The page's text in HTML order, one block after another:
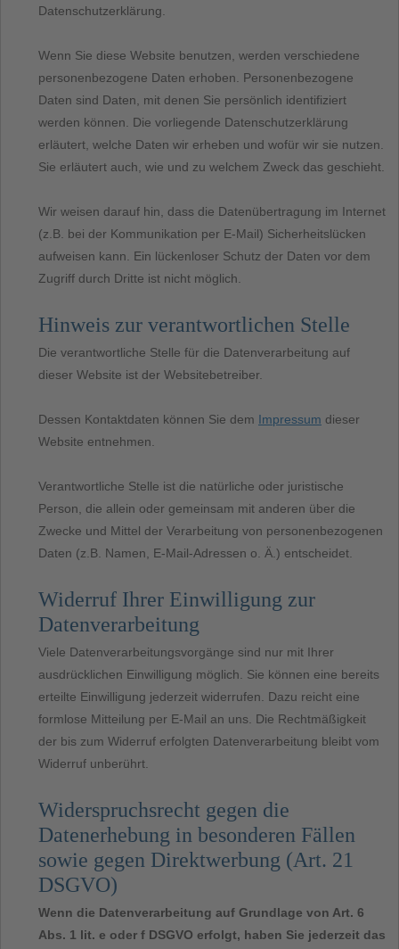
Datenschutzerklärung.
Wenn Sie diese Website benutzen, werden verschiedene
personenbezogene Daten erhoben. Personenbezogene
Daten sind Daten, mit denen Sie persönlich identifiziert
werden können. Die vorliegende Datenschutzerklärung
erläutert, welche Daten wir erheben und wofür wir sie nutzen.
Sie erläutert auch, wie und zu welchem Zweck das geschieht.
Wir weisen darauf hin, dass die Datenübertragung im Internet
(z.B. bei der Kommunikation per E-Mail) Sicherheitslücken
aufweisen kann. Ein lückenloser Schutz der Daten vor dem
Zugriff durch Dritte ist nicht möglich.
Hinweis zur verantwortlichen Stelle
Die verantwortliche Stelle für die Datenverarbeitung auf
dieser Website ist der Websitebetreiber.
Dessen Kontaktdaten können Sie dem Impressum dieser
Website entnehmen.
Verantwortliche Stelle ist die natürliche oder juristische
Person, die allein oder gemeinsam mit anderen über die
Zwecke und Mittel der Verarbeitung von personenbezogenen
Daten (z.B. Namen, E-Mail-Adressen o. Ä.) entscheidet.
Widerruf Ihrer Einwilligung zur
Datenverarbeitung
Viele Datenverarbeitungsvorgänge sind nur mit Ihrer
ausdrücklichen Einwilligung möglich. Sie können eine bereits
erteilte Einwilligung jederzeit widerrufen. Dazu reicht eine
formlose Mitteilung per E-Mail an uns. Die Rechtmäßigkeit
der bis zum Widerruf erfolgten Datenverarbeitung bleibt vom
Widerruf unberührt.
Widerspruchsrecht gegen die
Datenerhebung in besonderen Fällen
sowie gegen Direktwerbung (Art. 21
DSGVO)
Wenn die Datenverarbeitung auf Grundlage von Art. 6
Abs. 1 lit. e oder f DSGVO erfolgt, haben Sie jederzeit das